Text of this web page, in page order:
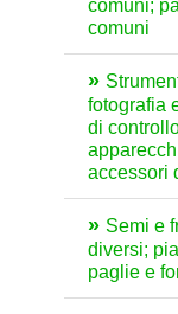
comuni;
comuni
fotografia
di
accessori
Semi e
diversi;
paglie e